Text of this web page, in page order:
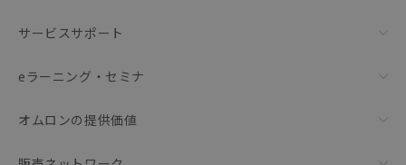
サービスサポート
eラーニング・セミナ
オムロンの提供価値